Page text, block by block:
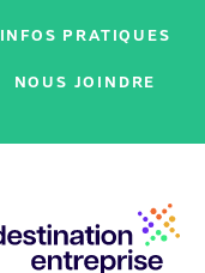
INFOS PRATIQUES
NOUS JOINDRE
partenaires
: